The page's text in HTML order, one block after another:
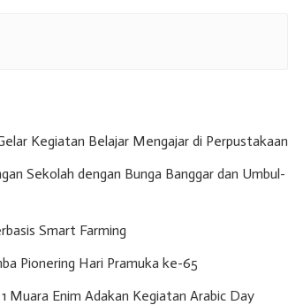
Kegiatan Belajar Mengajar di Perpustakaan
Sekolah dengan Bunga Banggar dan Umbul-
Smart Farming
Pionering Hari Pramuka ke-65
Muara Enim Adakan Kegiatan Arabic Day